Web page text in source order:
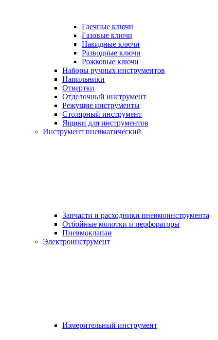
Гаечные ключи
Газовые ключи
Накидные ключи
Разводные ключи
Рожковые ключи
Наборы ручных инструментов
Напильники
Отвертки
Отделочный инструмент
Режущие инструменты
Столярный инструмент
Ящики для инструментов
Инструмент пневматический
Запчасти и расходники пневмоинструмента
Отбойные молотки и перфораторы
Пневмоклапан
Электроинструмент
Измерительный инструмент